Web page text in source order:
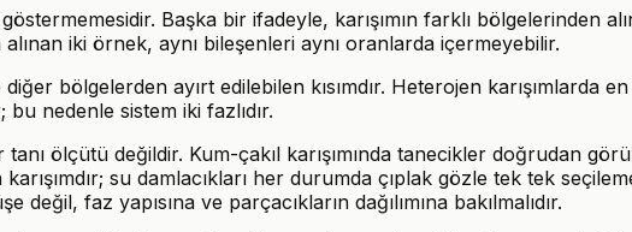
Başka bir ifadeyle, karışımın farklı bölgelerinden
alınan iki örnek, aynı bileşenleri aynı oranlarda içermeyebilir.
bölgelerden ayırt edilebilen kısımdır. Heterojen karışımlarda
nedenle sistem iki fazlıdır.
ölçütü değildir. Kum-çakıl karışımında tanecikler doğrudan
su damlacıkları her durumda çıplak gözle tek tek
faz yapısına ve parçacıkların dağılımına bakılmalıdır.